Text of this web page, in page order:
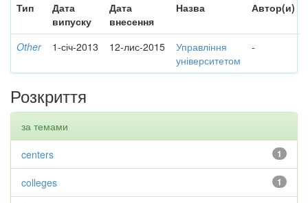
Тип
Дата
випуску
Дата
внесення
Назва Автор(и)
Other 1-січ-2013 12-лис-2015
Управління
університетом
-
Розкриття
за темами
1
centers
1
colleges